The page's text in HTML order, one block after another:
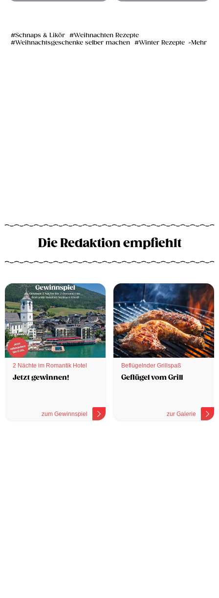
Schnaps & Likör
Weihnachten Rezepte
Weihnachtsgeschenke selber machen
Winter Rezepte Mehr
Die Redaktion empfiehlt
2 Nächte im Romantik Hotel
Jetzt gewinnen!
zum Gewinnspiel
Beflügelnder Grillspaß
Geflügel vom Grill
zur Galerie